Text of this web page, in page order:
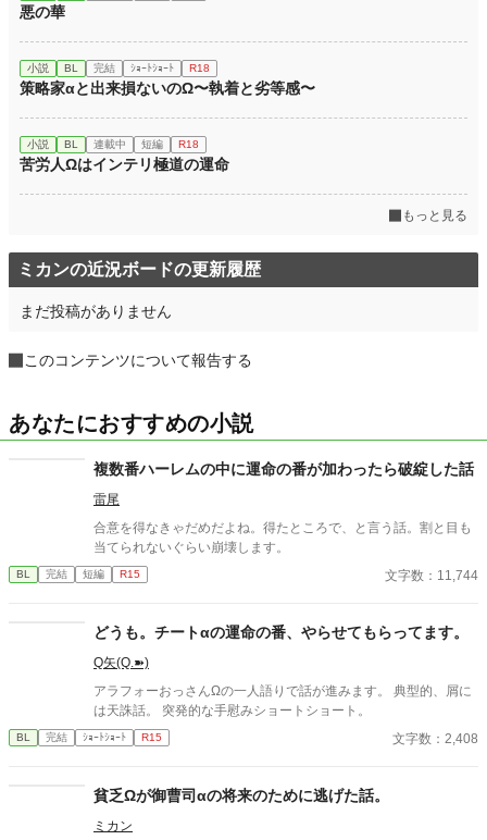
悪の華
小説 BL 完結 ｼｮｰﾄｼｮｰﾄ R18
策略家αと出来損ないのΩ〜執着と劣等感〜
小説 BL 連載中 短編 R18
苦労人Ωはインテリ極道の運命
もっと見る
ミカンの近況ボードの更新履歴
まだ投稿がありません
このコンテンツについて報告する
あなたにおすすめの小説
複数番ハーレムの中に運命の番が加わったら破綻した話
雷尾
合意を得なきゃだめだよね。得たところで、と言う話。割と目も
当てられないぐらい崩壊します。
BL 完結 短編 R15 文字数：11,744
どうも。チートαの運命の番、やらせてもらってます。
Q矢(Q.➽)
アラフォーおっさんΩの一人語りで話が進みます。 典型的、屑に
は天誅話。 突発的な手慰みショートショート。
BL 完結 ｼｮｰﾄｼｮｰﾄ R15 文字数：2,408
貧乏Ωが御曹司αの将来のために逃げた話。
ミカン